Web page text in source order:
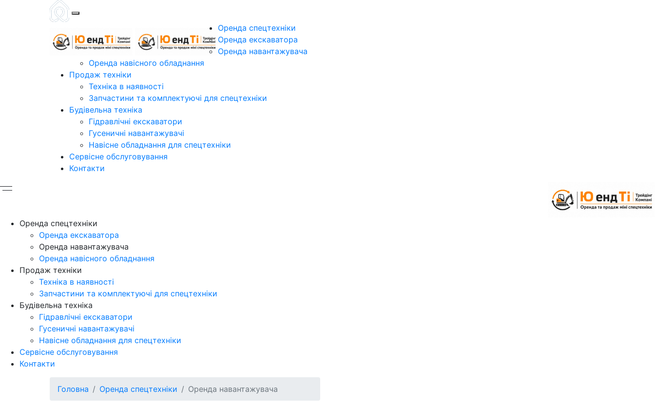
Оренда спецтехніки
Оренда екскаватора
Оренда навантажувача
Оренда навісного обладнання
Продаж технiки
Технiка в наявностi
Запчастини та комплектуючі для спецтехніки
Будівельна техніка
Гідравлічні екскаватори
Гусеничні навантажувачі
Навісне обладнання для спецтехніки
Сервісне обслуговування
Контакти
Оренда спецтехніки
Оренда екскаватора
Оренда навантажувача
Оренда навісного обладнання
Продаж технiки
Технiка в наявностi
Запчастини та комплектуючі для спецтехніки
Будівельна техніка
Гідравлічні екскаватори
Гусеничні навантажувачі
Навісне обладнання для спецтехніки
Сервісне обслуговування
Контакти
Головна Оренда спецтехніки Оренда навантажувача